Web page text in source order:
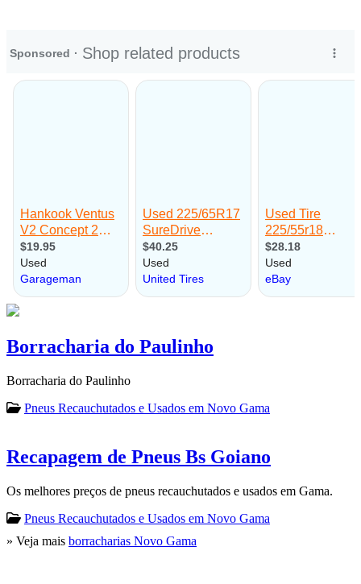
Borracharia do Paulinho
Borracharia do Paulinho
Pneus Recauchutados e Usados em Novo Gama
Recapagem de Pneus Bs Goiano
Os melhores preços de pneus recauchutados e usados em Gama.
Pneus Recauchutados e Usados em Novo Gama
» Veja mais borracharias Novo Gama